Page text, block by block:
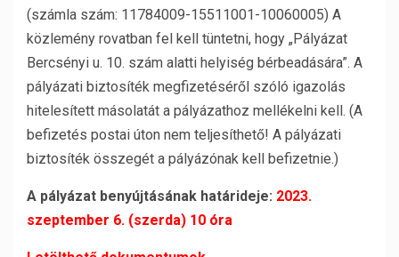
(számla szám: 11784009-15511001-10060005) A
közlemény rovatban fel kell tüntetni, hogy „Pályázat
Bercsényi u. 10. szám alatti helyiség bérbeadására”. A
pályázati biztosíték megfizetéséről szóló igazolás
hitelesített másolatát a pályázathoz mellékelni kell. (A
befizetés postai úton nem teljesíthető! A pályázati
biztosíték összegét a pályázónak kell befizetnie.)
A pályázat benyújtásának határideje: 2023.
szeptember 6. (szerda) 10 óra